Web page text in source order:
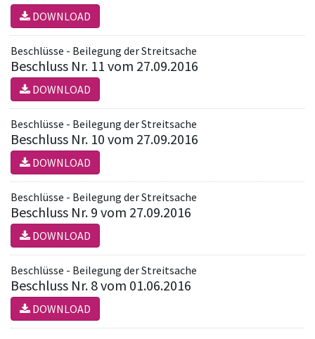
DOWNLOAD
Beschlüsse - Beilegung der Streitsache
Beschluss Nr. 11 vom 27.09.2016
DOWNLOAD
Beschlüsse - Beilegung der Streitsache
Beschluss Nr. 10 vom 27.09.2016
DOWNLOAD
Beschlüsse - Beilegung der Streitsache
Beschluss Nr. 9 vom 27.09.2016
DOWNLOAD
Beschlüsse - Beilegung der Streitsache
Beschluss Nr. 8 vom 01.06.2016
DOWNLOAD